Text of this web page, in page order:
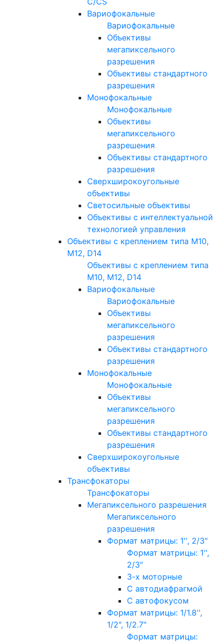
Вариофокальные
Вариофокальные
Объективы
мегапиксельного
разрешения
Объективы стандартного
разрешения
Монофокальные
Монофокальные
Объективы
мегапиксельного
разрешения
Объективы стандартного
разрешения
Сверхширокоугольные
объективы
Светосильные объективы
Объективы с интеллектуальной
технологией управления
Объективы с креплением типа M10,
M12, D14
Объективы с креплением типа
M10, M12, D14
Вариофокальные
Вариофокальные
Объективы
мегапиксельного
разрешения
Объективы стандартного
разрешения
Монофокальные
Монофокальные
Объективы
мегапиксельного
разрешения
Объективы стандартного
разрешения
Сверхширокоугольные
объективы
Трансфокаторы
Трансфокаторы
Мегапиксельного разрешения
Мегапиксельного
разрешения
Формат матрицы: 1'', 2/3"
Формат матрицы: 1'',
2/3"
3-х моторные
С автодиафрагмой
С автофокусом
Формат матрицы: 1/1.8'',
1/2", 1/2.7"
Формат матрицы: